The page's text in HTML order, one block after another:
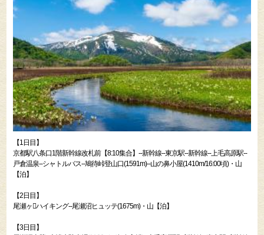
【1日目】
京都駅八条口1階新幹線改札前【8:10集合】--新幹線--東京駅--新幹線--上毛高原駅--
戸倉温泉--シャトルバス--鳩待峠登山口(1591m)--山の鼻小屋(1410m/16:00頃)・山
【泊】
【2日目】
尾瀬ヶハイキング--尾瀬沼ヒュッテ(1675m)・山【泊】
【3日目】